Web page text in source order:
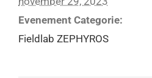
Evenement Categorie:
Fieldlab ZEPHYROS